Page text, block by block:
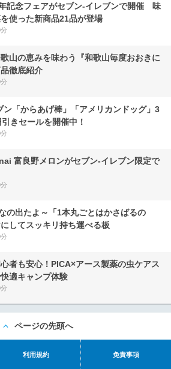
記念フェアがセブン-イレブンで開催 味
使った新商品21品が登場
山の恵みを味わう『和歌山毎度おおきに
徹底紹介
ン「からあげ棒」「アメリカンドッグ」3
きセールを開催中！
富良野メロンがセブン‐イレブン限定で
の出たよ～「1本丸ごとはかさばるの
してスッキリ持ち運べる板
者も安心！PICA×アース製薬の虫ケアス
適キャンプ体験
ページの先頭へ
利用規約 免責事項